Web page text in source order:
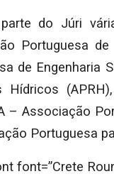
do Júri
Portuguesa
de Engenharia
Hídricos
– Associação
Portuguesa
font=”Crete